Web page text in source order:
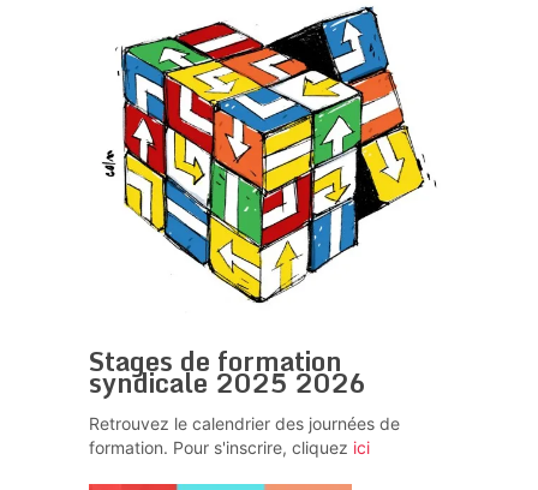
Stages de formation
syndicale 2025 2026
Retrouvez le calendrier des journées de
formation. Pour s'inscrire, cliquez ici